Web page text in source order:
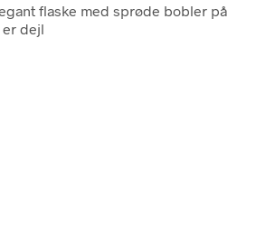
flaske med sprøde bobler på
dejl